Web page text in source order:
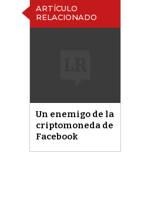
ARTÍCULO
RELACIONADO
Un enemigo de la
criptomoneda de
Facebook